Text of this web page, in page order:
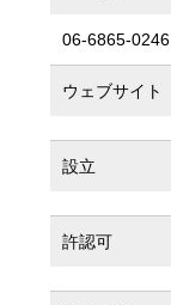
06-6865-0246
ウェブサイト
設立
許認可